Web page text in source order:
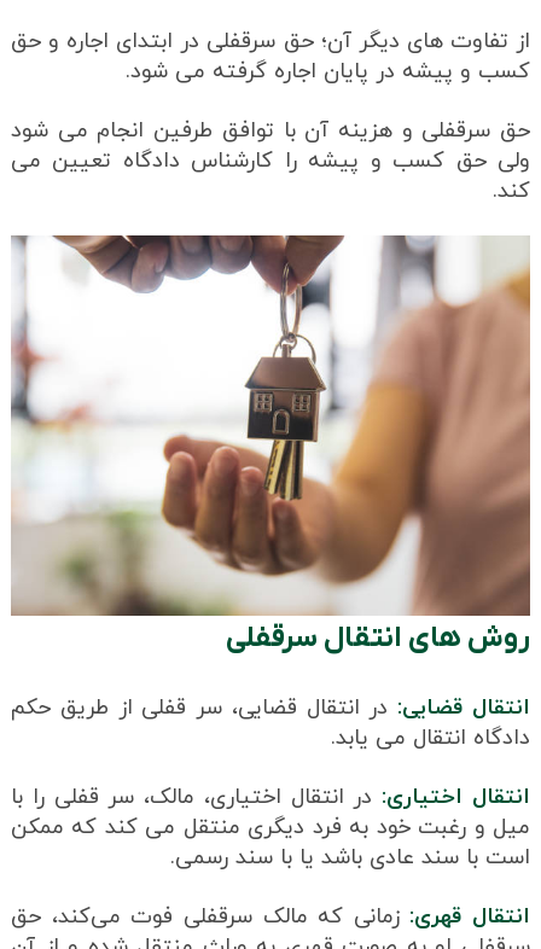
از تفاوت های دیگر آن؛ حق سرقفلی در ابتدای اجاره و حق
کسب و پیشه در پایان اجاره گرفته می شود.
حق سرقفلی و هزینه آن با توافق طرفین انجام می شود
ولی حق کسب و پیشه را کارشناس دادگاه تعیین می
کند.
روش های انتقال سرقفلی
انتقال قضایی: در انتقال قضایی، سر قفلی از طریق حکم
دادگاه انتقال می یابد.
انتقال اختیاری: در انتقال اختیاری، مالک، سر قفلی را با
میل و رغبت خود به فرد دیگری منتقل می کند که ممکن
است با سند عادی باشد یا با سند رسمی.
انتقال قهری: زمانی که مالک سرقفلی فوت می‌کند، حق